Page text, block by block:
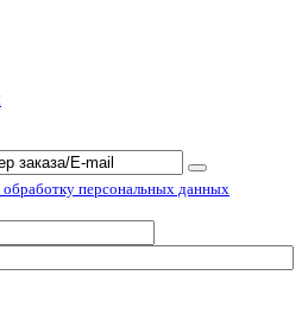
обработку персональных данных